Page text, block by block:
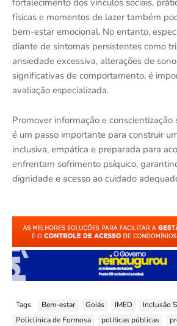
físicas e momentos de lazer também
bem-estar emocional. No entanto,
diante de sintomas persistentes como
ansiedade excessiva, alterações de
significativas de comportamento, é
avaliação especializada.
Promover informação e
é um passo importante para construir
inclusiva, empática e preparada para
enfrentam sofrimento psíquico,
dignidade e acesso ao cuidado
Tags Bem-estar Goiás IMED
Inclusão
Policlínica de Formosa
políticas públicas